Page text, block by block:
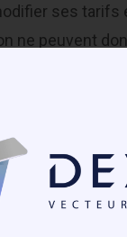
ses tarifs
ne peuvent
ou
notre siège
au
outre